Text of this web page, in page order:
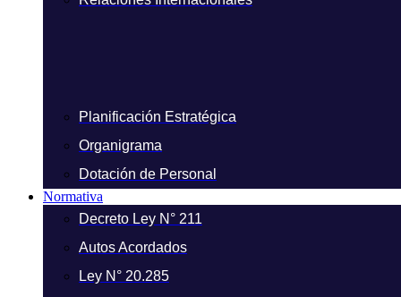
Planificación Estratégica
Organigrama
Dotación de Personal
Normativa
Decreto Ley N° 211
Autos Acordados
Ley N° 20.285